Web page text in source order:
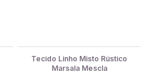
Tecido Linho Misto Rústico
Marsala Mescla